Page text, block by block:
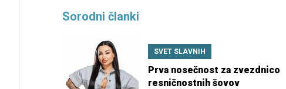
Sorodni članki
SVET SLAVNIH
Prva nosečnost za zvezdnico
resničnostnih šovov